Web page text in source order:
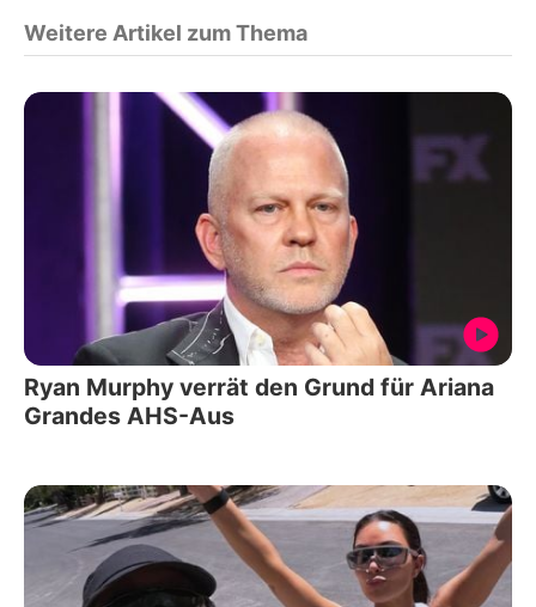
Weitere Artikel zum Thema
Ryan Murphy verrät den Grund für Ariana
Grandes AHS-Aus